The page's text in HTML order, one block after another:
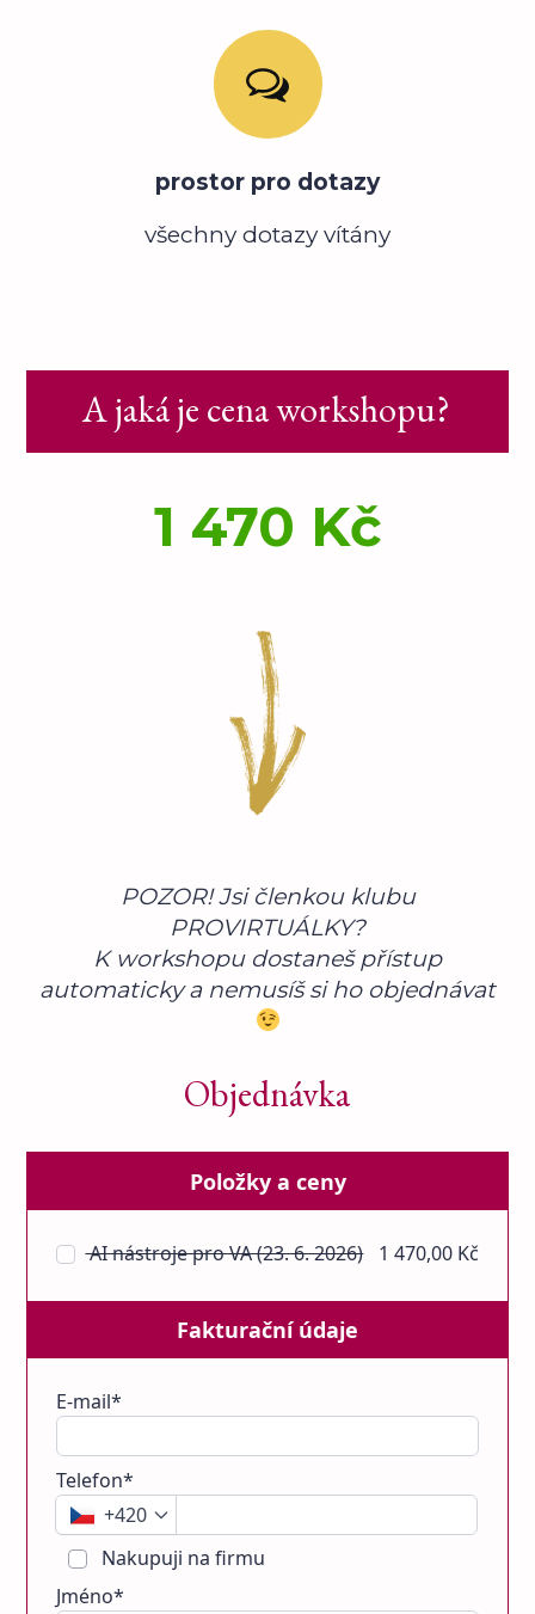
prostor pro dotazy
všechny dotazy vítány
A jaká je cena workshopu?
1 470 Kč
POZOR! Jsi členkou klubu
PROVIRTUÁLKY?
K workshopu dostaneš přístup
automaticky a nemusíš si ho objednávat
Objednávka
Položky a ceny
AI nástroje pro VA (23. 6. 2026) 1 470,00 Kč
Fakturační údaje
E-mail*
Telefon*
+420
Nakupuji na firmu
Jméno*